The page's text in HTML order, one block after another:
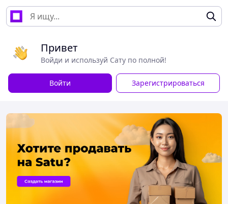
Привет
Войди и используй Сату по полной!
Войти Зарегистрироваться